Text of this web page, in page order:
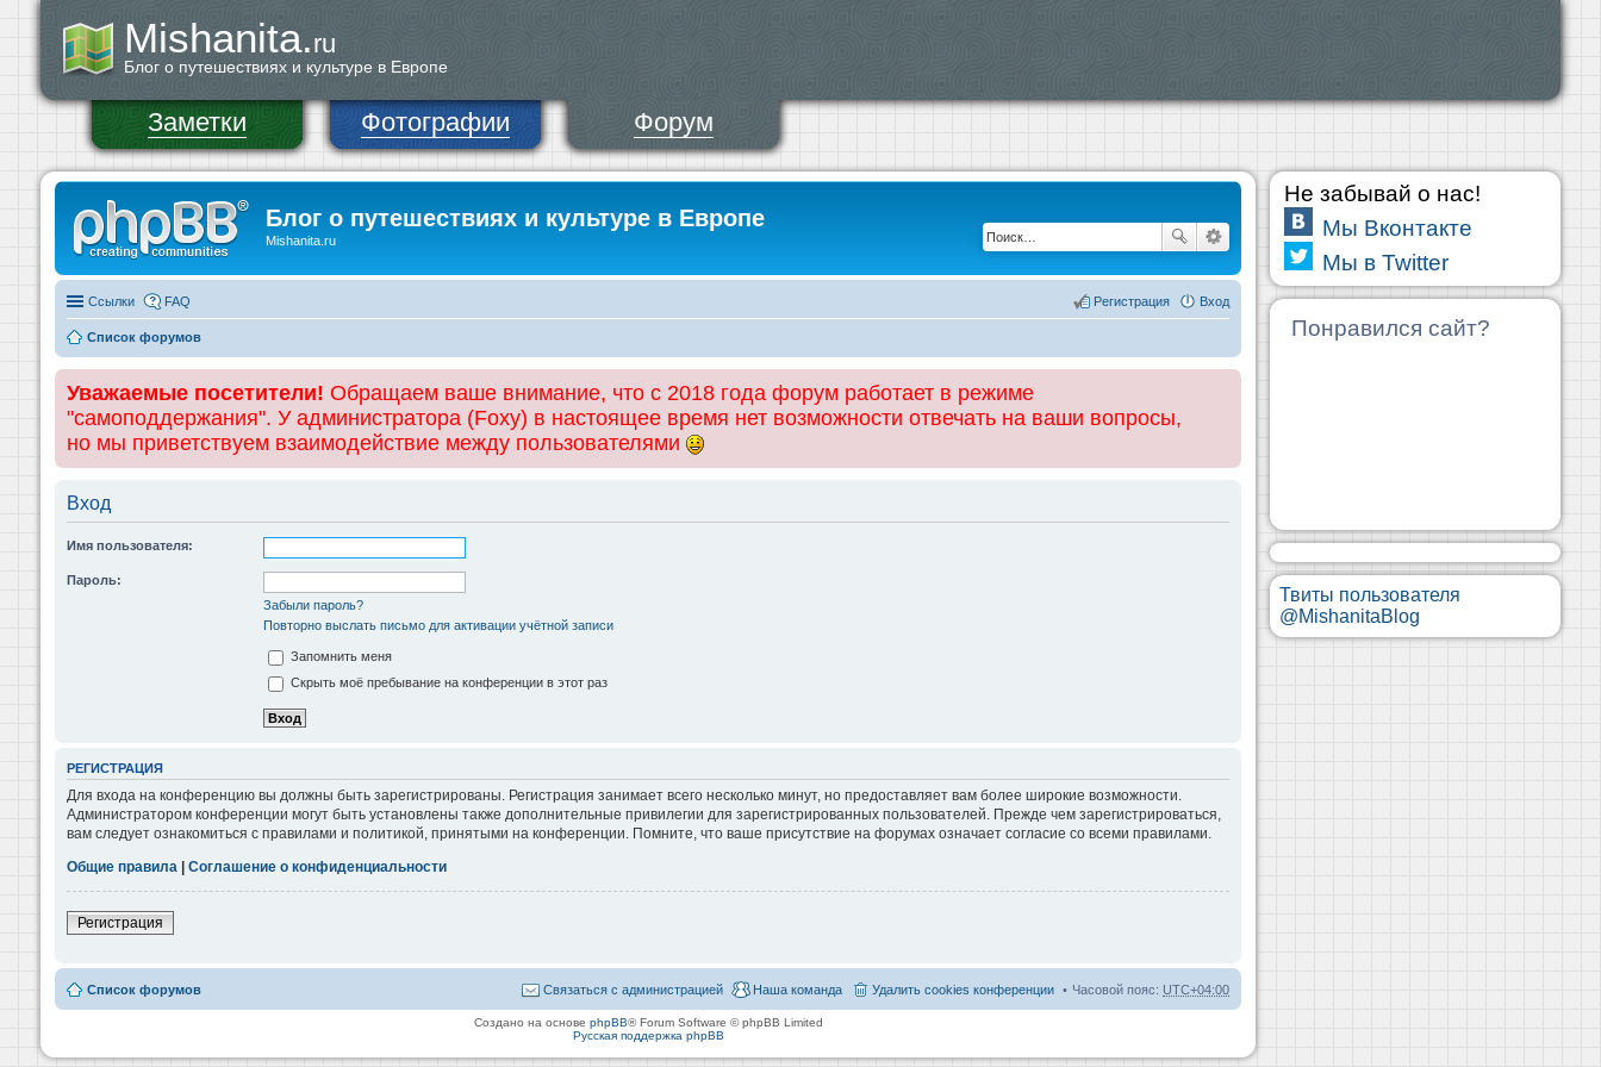
Mishanita.ru
Блог о путешествиях и культуре в Европе
Заметки Фотографии Форум
Блог о путешествиях и культуре в Европе
Mishanita.ru
Ссылки FAQ Вход
Регистрация
Список форумов
Уважаемые посетители! Обращаем ваше внимание, что с 2018 года форум работает в режиме
"самоподдержания". У администратора (Foxy) в настоящее время нет возможности отвечать на ваши вопросы,
но мы приветствуем взаимодействие между пользователями
Вход
Имя пользователя:
Пароль:
Забыли пароль?
Повторно выслать письмо для активации учётной записи
Запомнить меня
Скрыть моё пребывание на конференции в этот раз
РЕГИСТРАЦИЯ
Для входа на конференцию вы должны быть зарегистрированы. Регистрация занимает всего несколько минут, но предоставляет вам более широкие возможности.
Администратором конференции могут быть установлены также дополнительные привилегии для зарегистрированных пользователей. Прежде чем зарегистрироваться,
вам следует ознакомиться с правилами и политикой, принятыми на конференции. Помните, что ваше присутствие на форумах означает согласие со всеми правилами.
Общие правила
Соглашение о конфиденциальности
Регистрация
Список форумов Часовой пояс: UTC+04:00
Удалить cookies конференции
Наша команда
Связаться с администрацией
Создано на основе phpBB® Forum Software © phpBB Limited
Русская поддержка phpBB
Не забывай о нас!
Мы Вконтакте
Мы в Twitter
Понравился сайт?
Твиты пользователя
@MishanitaBlog